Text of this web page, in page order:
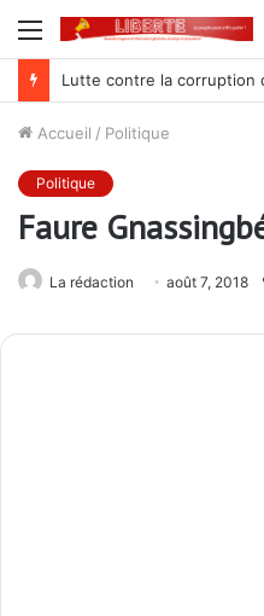
Menu
Accueil / Politique
Politique
Faure
La rédaction août 7, 2018